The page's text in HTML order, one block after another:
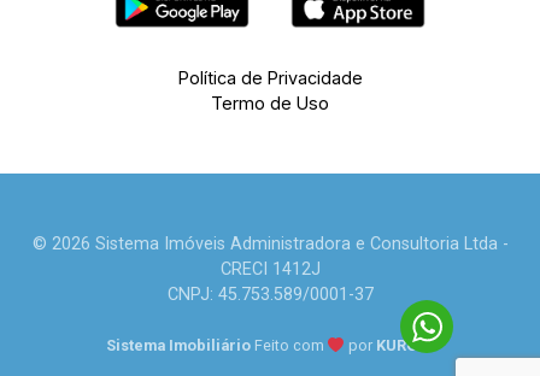
Política de Privacidade
Termo de Uso
© 2026 Sistema Imóveis Administradora e Consultoria Ltda -
CRECI 1412J
CNPJ: 45.753.589/0001-37
Sistema Imobiliário Feito com por KUROLE